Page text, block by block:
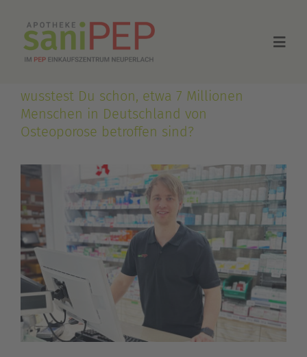
Inhalt
springen
Home
Über uns
Kontakt
Newsletter
wusstest Du schon, etwa 7 Millionen
Menschen in Deutschland von
Osteoporose betroffen sind?